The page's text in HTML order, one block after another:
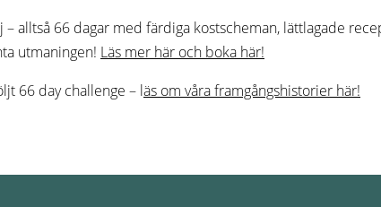
alltså 66 dagar med färdiga kostscheman, lättlagade
utmaningen! Läs mer här och boka här!
66 day challenge – läs om våra framgångshistorier här!